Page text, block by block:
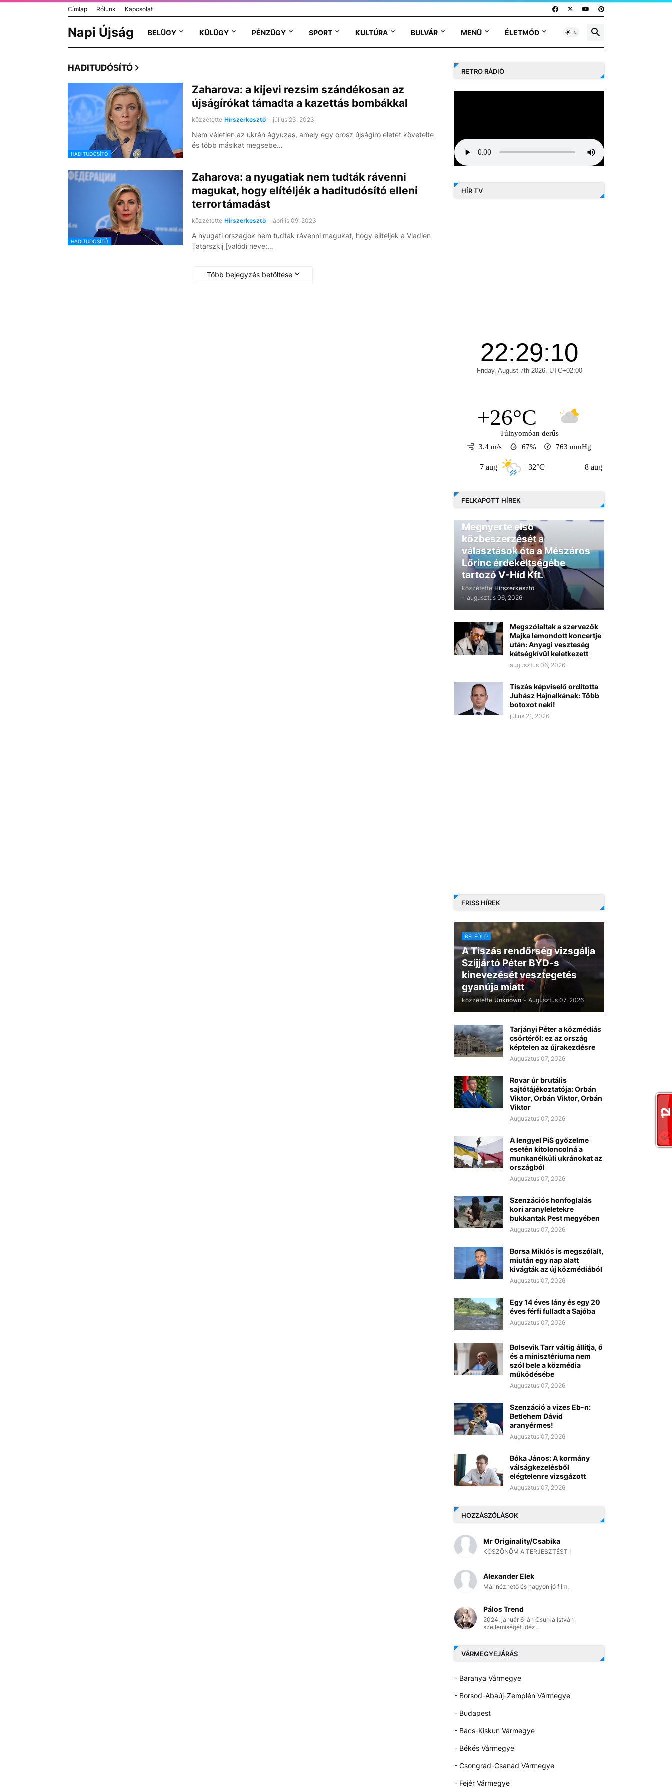
Címlap Rólunk Kapcsolat
Napi Újság BELÜGY KÜLÜGY PÉNZÜGY SPORT KULTÚRA BULVÁR MENÜ ÉLETMÓD
HADITUDÓSÍTÓ
HADITUDÓSÍTÓ
Zaharova: a kijevi rezsim szándékosan az
újságírókat támadta a kazettás bombákkal
közzétette Hírszerkesztő - július 23, 2023
Nem véletlen az ukrán ágyúzás, amely egy orosz újságíró életét követelte
és több másikat megsebe…
HADITUDÓSÍTÓ
Zaharova: a nyugatiak nem tudták rávenni
magukat, hogy elítéljék a haditudósító elleni
terrortámadást
közzétette Hírszerkesztő - április 09, 2023
A nyugati országok nem tudták rávenni magukat, hogy elítéljék a Vladlen
Tatarszkij [valódi neve:…
Több bejegyzés betöltése
RETRO RÁDIÓ
HÍR TV
+26°C
Túlnyomóan derűs
3.4 m/s
67% 763 mmHg
+32°C
FELKAPOTT HÍREK
Megnyerte első
közbeszerzését a
választások óta a Mészáros
Lőrinc érdekeltségébe
tartozó V-Híd Kft.
közzétette Hírszerkesztő
- augusztus 06, 2026
Megszólaltak a szervezők
Majka lemondott koncertje
után: Anyagi veszteség
kétségkívül keletkezett
augusztus 06, 2026
Tiszás képviselő ordította
Juhász Hajnalkának: Több
botoxot neki!
július 21, 2026
FRISS HÍREK
BELFÖLD
A Tiszás rendőrség vizsgálja
Szijjártó Péter BYD-s
kinevezését vesztegetés
gyanúja miatt
közzétette Unknown - Augusztus 07, 2026
Tarjányi Péter a közmédiás
csörtéről: ez az ország
képtelen az újrakezdésre
Augusztus 07, 2026
Rovar úr brutális
sajtótájékoztatója: Orbán
Viktor, Orbán Viktor, Orbán
Viktor
Augusztus 07, 2026
A lengyel PiS győzelme
esetén kitoloncolná a
munkanélküli ukránokat az
országból
Augusztus 07, 2026
Szenzációs honfoglalás
kori aranyleletekre
bukkantak Pest megyében
Augusztus 07, 2026
Borsa Miklós is megszólalt,
miután egy nap alatt
kivágták az új közmédiából
Augusztus 07, 2026
Egy 14 éves lány és egy 20
éves férfi fulladt a Sajóba
Augusztus 07, 2026
Bolsevik Tarr váltig állítja, ő
és a minisztériuma nem
szól bele a közmédia
működésébe
Augusztus 07, 2026
Szenzáció a vizes Eb-n:
Betlehem Dávid
aranyérmes!
Augusztus 07, 2026
Bóka János: A kormány
válságkezelésből
elégtelenre vizsgázott
Augusztus 07, 2026
HOZZÁSZÓLÁSOK
Mr Originality/Csabika
KÖSZÖNÖM A TERJESZTÉST !
Alexander Elek
Már nézhető és nagyon jó film.
Pálos Trend
2024. január 6-án Csurka István
szellemiségét idéz...
VÁRMEGYEJÁRÁS
- Baranya Vármegye
- Borsod-Abaúj-Zemplén Vármegye
- Budapest
- Bács-Kiskun Vármegye
- Békés Vármegye
- Csongrád-Csanád Vármegye
- Fejér Vármegye